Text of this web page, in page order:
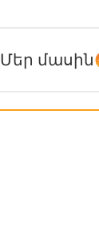
Մեր մասին